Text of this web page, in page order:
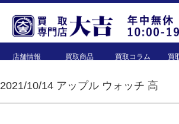
店舗情報 買取商品 買取コラム 買
2021/10/14 アップル ウォッチ 高